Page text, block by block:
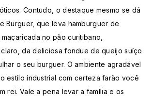
Contudo, o destaque mesmo se dá
Burguer, que leva hamburguer de
no pão curitibano,
da deliciosa fondue de queijo suíço
o seu burguer. O ambiente agradável
estilo industrial com certeza farão você
rei. Vale a pena levar a família e os